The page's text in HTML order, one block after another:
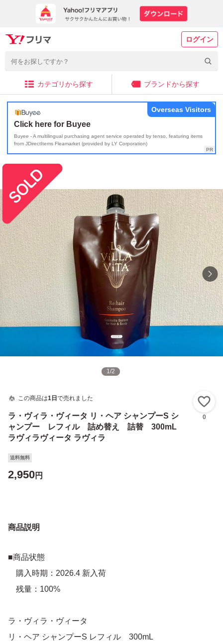
ログイン
カテゴリから探す ブランドから探す
Click here for Buyee
Buyee - A multilingual purchasing agent service operated by tenso, featuring items
from JDirectItems Fleamarket (provided by LY Corporation)
Overseas Visitors
1/2
この商品は1日 で売れました
ラ・ヴィラ・ヴィータ リ・ヘア シャンプーS シ
ャンプー レフィル 詰め替え 詰替 300mL
ラヴィラヴィータ ラヴィラ
0
送料無料
2,950円
商品説明
■商品状態
購入時期：2026.4 新入荷
残量：100%
ラ・ヴィラ・ヴィータ
リ・ヘア シャンプーS レフィル 300mL